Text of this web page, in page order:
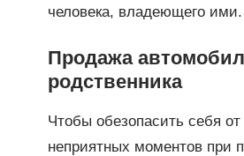
человека, владеющего ими.
Продажа
родственника
Чтобы обезопасить себя от
неприятных моментов при